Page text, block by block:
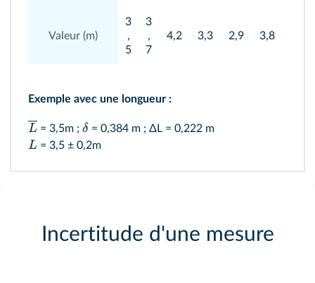
Valeur (m)
3
,
5
3
,
7
4,2 3,3 2,9 3,8
Exemple avec une longueur :
L = 3,5m ; δ = 0,384 m ; ΔL = 0,222 m
L = 3,5 ± 0,2m
Incertitude d'une mesure